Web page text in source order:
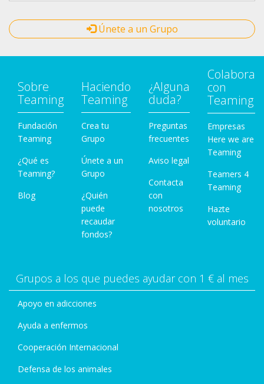
Únete a un Grupo
Sobre
Teaming
Fundación
Teaming
¿Qué es
Teaming?
Blog
Haciendo
Teaming
Crea tu
Grupo
Únete a un
Grupo
¿Quién
puede
recaudar
fondos?
¿Alguna
duda?
Preguntas
frecuentes
Aviso legal
Contacta
con
nosotros
Colabora
con
Teaming
Empresas
Here we are
Teaming
Teamers 4
Teaming
Hazte
voluntario
Grupos a los que puedes ayudar con 1 € al mes
Apoyo en adicciones
Ayuda a enfermos
Cooperación Internacional
Defensa de los animales